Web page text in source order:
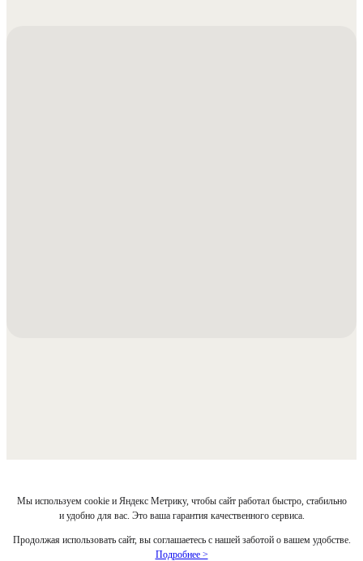
Мы используем cookie и Яндекс Метрику, чтобы сайт работал быстро, стабильно
и удобно для вас. Это ваша гарантия качественного сервиса.
Продолжая использовать сайт, вы соглашаетесь с нашей заботой о вашем удобстве.
Подробнее >